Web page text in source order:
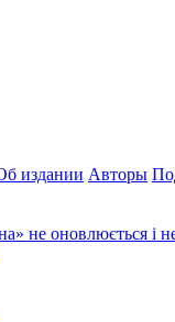
издании Авторы
не оновлюється і